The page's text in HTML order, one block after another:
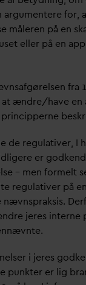
argumentere for,
måleren på en
eller på en
fra
ændre/have en
principperne
de regulativer, I
er
– men formelt
regulativer på
nævnspraksis.
jeres interne
i jeres
punkter er lig